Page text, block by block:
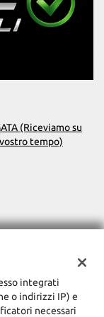
Fari full-LED • Fari
assistita •
elettronico •
Sistema di
della
• Supporto
• Vetri
(Riceviamo su
tempo)
integrati
o indirizzi IP) e
necessari